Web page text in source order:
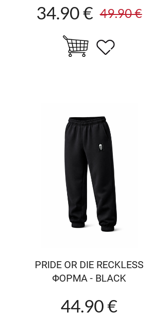
34.90 € 49.90 €
PRIDE OR DIE RECKLESS
ΦΟΡΜΑ - BLACK
44.90 €